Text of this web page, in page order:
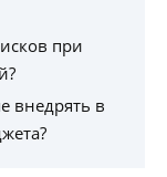
при
внедрять в